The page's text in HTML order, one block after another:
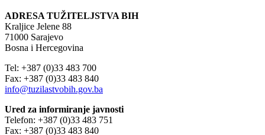
ADRESA TUŽITELJSTVA BIH
Kraljice Jelene 88
71000 Sarajevo
Bosna i Hercegovina
Tel: +387 (0)33 483 700
Fax: +387 (0)33 483 840
info@tuzilastvobih.gov.ba
Ured za informiranje javnosti
Telefon: +387 (0)33 483 751
Fax: +387 (0)33 483 840